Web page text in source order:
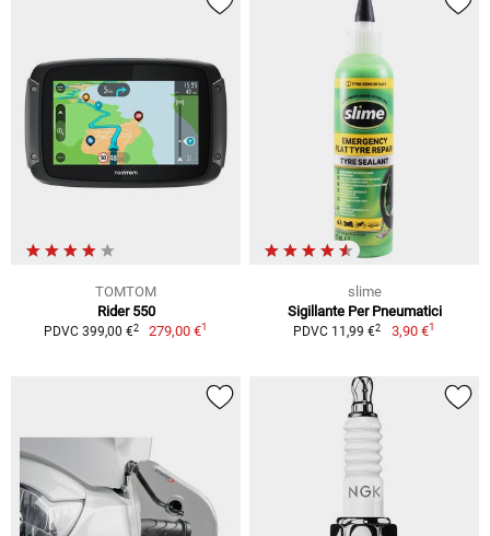
TOMTOM
Rider 550
PDVC 399,00 €2 279,00 €1
slime
Sigillante Per Pneumatici
PDVC 11,99 €2 3,90 €1